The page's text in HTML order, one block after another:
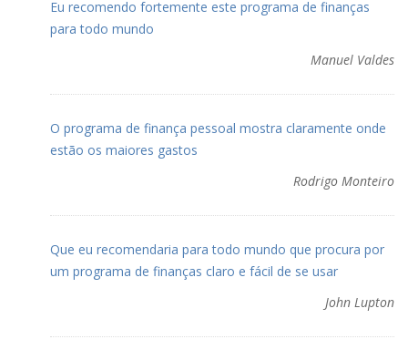
Eu recomendo fortemente este programa de finanças
para todo mundo
Manuel Valdes
O programa de finança pessoal mostra claramente onde
estão os maiores gastos
Rodrigo Monteiro
Que eu recomendaria para todo mundo que procura por
um programa de finanças claro e fácil de se usar
John Lupton